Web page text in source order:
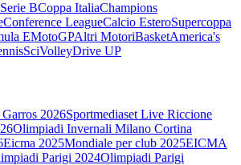
Serie BCoppa ItaliaChampions
Conference LeagueCalcio EsteroSupercoppa
EMotoGPAltri MotoriBasketAmerica's
SciVolleyDrive UP
2026Sportmediaset Live Riccione
Olimpiadi Invernali Milano Cortina
Eicma 2025Mondiale per club 2025EICMA
Parigi 2024Olimpiadi Parigi